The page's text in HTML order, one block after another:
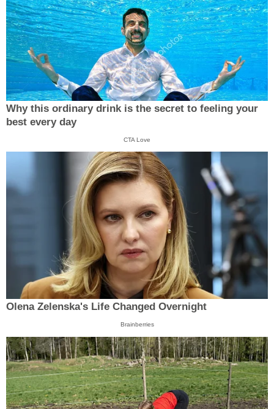
Why this ordinary drink is the secret to feeling your
best every day
CTA Love
Olena Zelenska's Life Changed Overnight
Brainberries